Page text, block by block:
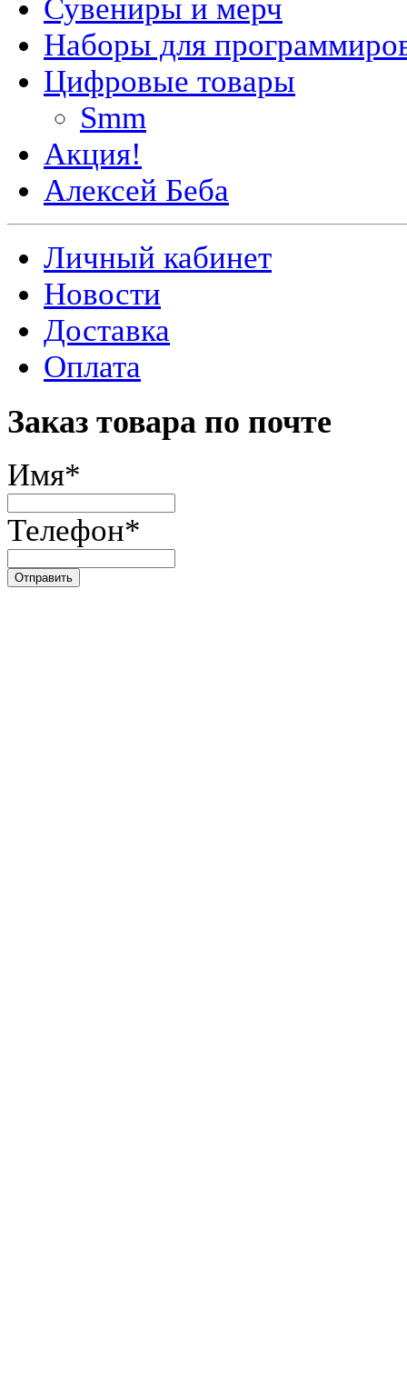
Сувениры и мерч
Наборы для
Цифровые товары
Smm
Акция!
Алексей Беба
Личный кабинет
Новости
Доставка
Оплата
Заказ товара по почте
Имя*
Телефон*
Отправить